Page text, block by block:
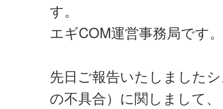
す。
エギCOM運営事務局です。
先日ご報告いたしました
の不具合）に関しまして、